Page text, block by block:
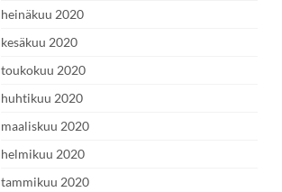
heinäkuu 2020
kesäkuu 2020
toukokuu 2020
huhtikuu 2020
maaliskuu 2020
helmikuu 2020
tammikuu 2020